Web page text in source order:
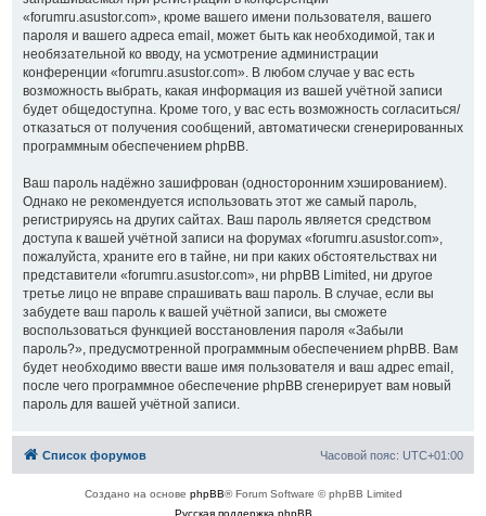
«forumru.asustor.com», кроме вашего имени пользователя, вашего
пароля и вашего адреса email, может быть как необходимой, так и
необязательной ко вводу, на усмотрение администрации
конференции «forumru.asustor.com». В любом случае у вас есть
возможность выбрать, какая информация из вашей учётной записи
будет общедоступна. Кроме того, у вас есть возможность согласиться/
отказаться от получения сообщений, автоматически сгенерированных
программным обеспечением phpBB.
Ваш пароль надёжно зашифрован (односторонним хэшированием).
Однако не рекомендуется использовать этот же самый пароль,
регистрируясь на других сайтах. Ваш пароль является средством
доступа к вашей учётной записи на форумах «forumru.asustor.com»,
пожалуйста, храните его в тайне, ни при каких обстоятельствах ни
представители «forumru.asustor.com», ни phpBB Limited, ни другое
третье лицо не вправе спрашивать ваш пароль. В случае, если вы
забудете ваш пароль к вашей учётной записи, вы сможете
воспользоваться функцией восстановления пароля «Забыли
пароль?», предусмотренной программным обеспечением phpBB. Вам
будет необходимо ввести ваше имя пользователя и ваш адрес email,
после чего программное обеспечение phpBB сгенерирует вам новый
пароль для вашей учётной записи.
Список форумов Часовой пояс: UTC+01:00
Создано на основе phpBB® Forum Software © phpBB Limited
Русская поддержка phpBB